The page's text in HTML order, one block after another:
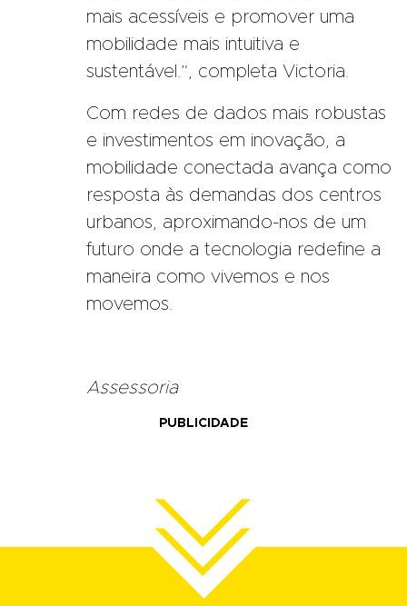
mais acessíveis e promover uma
mobilidade mais intuitiva e
sustentável.”, completa Victoria.
Com redes de dados mais robustas
e investimentos em inovação, a
mobilidade conectada avança como
resposta às demandas dos centros
urbanos, aproximando-nos de um
futuro onde a tecnologia redefine a
maneira como vivemos e nos
movemos.
Assessoria
PUBLICIDADE